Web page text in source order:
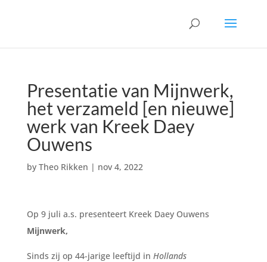
Presentatie van Mijnwerk,
het verzameld [en nieuwe]
werk van Kreek Daey
Ouwens
by Theo Rikken | nov 4, 2022
Op 9 juli a.s. presenteert Kreek Daey Ouwens
Mijnwerk,
Sinds zij op 44-jarige leeftijd in Hollands